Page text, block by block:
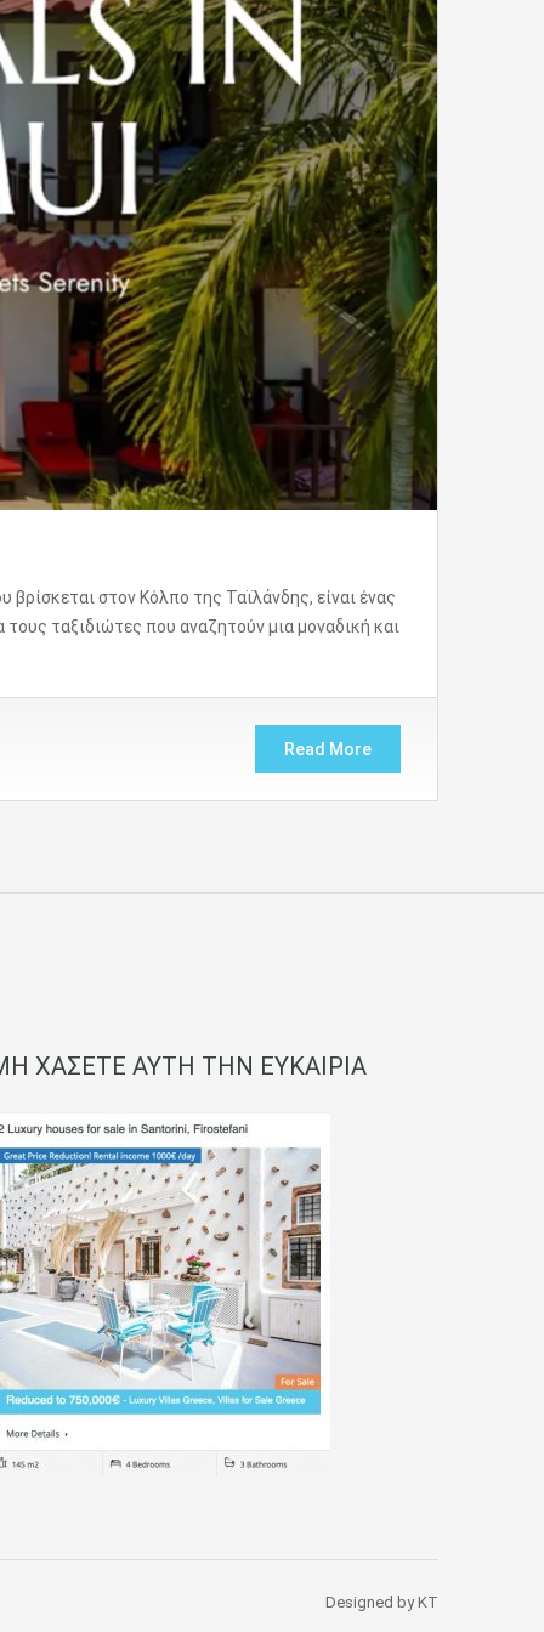
στον Κόλπο της Ταϊλάνδης, είναι ένας
ταξιδιώτες που αναζητούν μια μοναδική και
Read More
ΧΑΣΕΤΕ ΑΥΤΗ ΤΗΝ ΕΥΚΑΙΡΙΑ
Designed by KT